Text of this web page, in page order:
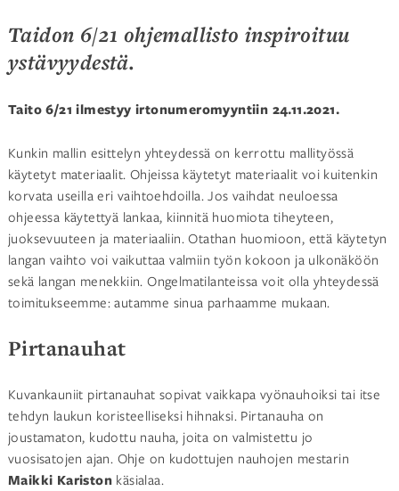
Taidon 6/21 ohjemallisto inspiroituu
ystävyydestä.
Taito 6/21 ilmestyy irtonumeromyyntiin 24.11.2021.
Kunkin mallin esittelyn yhteydessä on kerrottu mallityössä
käytetyt materiaalit. Ohjeissa käytetyt materiaalit voi kuitenkin
korvata useilla eri vaihtoehdoilla. Jos vaihdat neuloessa
ohjeessa käytettyä lankaa, kiinnitä huomiota tiheyteen,
juoksevuuteen ja materiaaliin. Otathan huomioon, että käytetyn
langan vaihto voi vaikuttaa valmiin työn kokoon ja ulkonäköön
sekä langan menekkiin. Ongelmatilanteissa voit olla yhteydessä
toimitukseemme: autamme sinua parhaamme mukaan.
Pirtanauhat
Kuvankauniit pirtanauhat sopivat vaikkapa vyönauhoiksi tai itse
tehdyn laukun koristeelliseksi hihnaksi. Pirtanauha on
joustamaton, kudottu nauha, joita on valmistettu jo
vuosisatojen ajan. Ohje on kudottujen nauhojen mestarin
Maikki Karistonkäsialaa.